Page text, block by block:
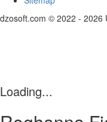
dzosoft.com © 2022 - 2026
Loading...